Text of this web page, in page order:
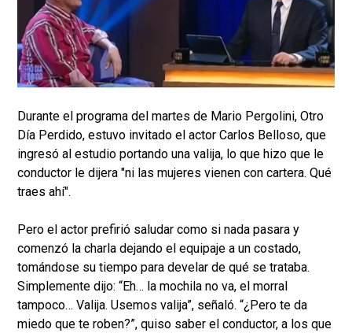
Durante el programa del martes de Mario Pergolini, Otro
Día Perdido, estuvo invitado el actor Carlos Belloso, que
ingresó al estudio portando una valija, lo que hizo que le
conductor le dijera "ni las mujeres vienen con cartera. Qué
traes ahí".
Pero el actor prefirió saludar como si nada pasara y
comenzó la charla dejando el equipaje a un costado,
tomándose su tiempo para develar de qué se trataba.
Simplemente dijo: “Eh… la mochila no va, el morral
tampoco… Valija. Usemos valija”, señaló. “¿Pero te da
miedo que te roben?”, quiso saber el conductor, a los que